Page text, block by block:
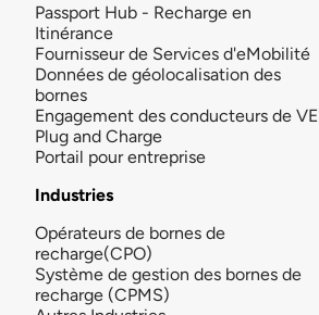
Passport Hub - Recharge en
Itinérance
Fournisseur de Services d'eMobilité
Données de géolocalisation des
bornes
Engagement des conducteurs de VE
Plug and Charge
Portail pour entreprise
Industries
Opérateurs de bornes de
recharge(CPO)
Système de gestion des bornes de
recharge (CPMS)